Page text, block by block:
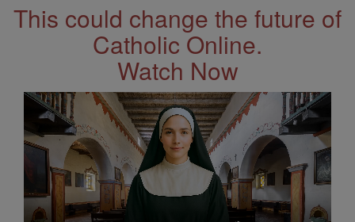
This could change the future of
Catholic Online.
Watch Now